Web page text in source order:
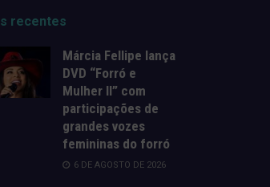
recentes
Márcia Fellipe lança
DVD “Forró e
Mulher II” com
participações de
grandes vozes
femininas do forró
6 DE AGOSTO DE 2026